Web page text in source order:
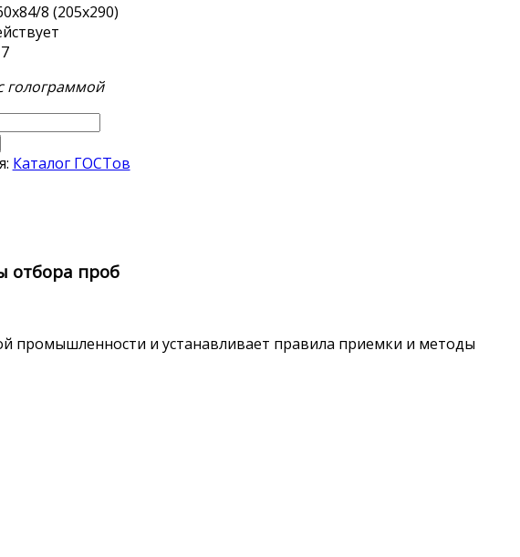
8 (205х290)
7
голограммой
Каталог ГОСТов
отбора проб
промышленности и устанавливает правила приемки и методы